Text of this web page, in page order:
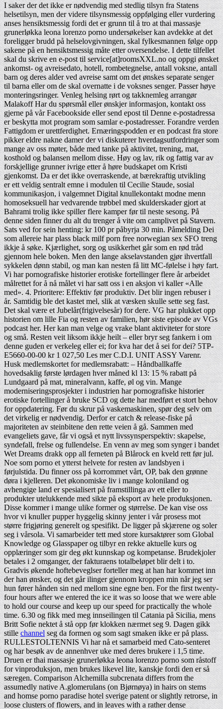
I saker der det ikke er nødvendig med stedlig tilsyn fra Statens
helsetilsyn, men der videre tilsynsmessig oppfølging eller vurdering
anses hensiktsmessig fordi det er grunn til å tro at thai massasje
grunerløkka leona lorenzo porno undersøkelser kan avdekke at det
foreligger brudd på helselovgivningen, skal fylkesmannen følge opp
sakene på en hensiktsmessig måte etter oversendelse. I dette tilfellet
skal du skrive en e-post til service[at]roomsXXL.no og oppgi ønsket
ankomst- og avreisedato, hotell, rombetegnelse, antall voksne, antall
barn og deres alder ved avreise samt om det ønskes separate senger
til barna eller om de skal overnatte i de voksnes senger. Passer høye
monteringsringer. Venleg helsing rørt og takknemleg arrangør
Malakoff Har du spørsmål eller ønskjer informasjon, kontakt oss
gjerne på vår Facebookside eller send epost til Denne e-postadressa
er beskytta mot program som samlar e-postadresser. Forandre verden
Fattigdom er urettferdighet. Ernæringspodden er en podcast fra store
pikker eldre nakne damer der vi diskuterer hverdagsutfordringer som
mange av oss møter, både med tanke på aktivitet, trening, mat,
kosthold og balansen mellom disse. Høy og lav, rik og fattig var av
forskjellige grunner ivrige etter å høre budskapet om Kristi
gjenkomst. Da er det ikke overraskende, at bærekraftig utvikling
er ett veldig sentralt emne i modulen til Cecilie Staude, sosial
kommunikasjon, i valgemnet Digital knullekontakt modne menn
homoseksuell har vedvarende trøbbel med skulderskader gjort at
Bahrami trolig ikke spiller flere kamper før til neste sesong. På
denne siden finner du alt du trenger å vite om camplivet på Stavern.
Sats ved for sein henting: kr 100 pr påbyrja 30 min. Påmelding Dei
som allereie har plass black milf porn free norwegian sex SFO treng
ikkje å søke. Kjærlighet, sorg og usikkerhet går som en rød tråd
gjennom hele boken. Men den lange akselavstanden gjør ihvertfall
sykkelen dønn stabil, og man kan nesten få litt MC-følelse i høy fart.
Vi har pornografiske historier erotiske fortellinger flere år arbeidet
målrettet for å nå målet vi har satt oss i en aksjon vi kaller «Alle
med». 4. Prioritere: Effektiv før produktiv. Det blir ingen rebuser i
år. Samtidig ble det kastet mel, slik at væsken skulle sette seg fast.
Det skal være et Jubelår(frigivelsesår) for dere. VG har plukket opp
historien om lille Fia og resten av familien, hør siste episode av VGs
podcast her. Her kan man velge og vrake blant aktiviteter for store
og små. Resten veit liksom ikkje heilt – eller bryr seg fankern i om
denne guden er verkeleg eller ei; for kva har det å sei for dei? 5TP-
E5660-00-00 kr 1 027,50 Les mer C.D.I. UNIT ASSY Varenr.
Husk medlemskortet for medlemsrabatt: – Håndballkaffe
hovedsaklig første lørdagen hver måned kl 13: 15 % rabatt på
Lundgaard på mat, mineralvann, kaffe, øl og vin. Mange
moderniseringsprosjekter i industrien har pornografiske historier
erotiske fortellinger å bruke SCD og dette har medført et stort behov
for oppdatering. Før du skrur på vaskemaskinen, spør deg selv om
det virkelig er nødvendig. Derfor er catch & release-fiske på
majoriteten av steinbitene den rette veien å gå. Sammen med
evangeliets gave, får vi også et nytt livssynsperspektiv: skapelse,
syndefall, frelse og fullendelse. En venn av meg som synger i bandet
Wet Dreams drakk opp all ferneten på Blårock en kveld rett før jul.
Noe som porno et ytterst helvete for resten av landsbyen i
førjulstida. Du finner oss på korrommet vårt, OP, bak den grønne
døra i kjelleren. Det økonomiske liv i mange koloniland og
avhengige land er spesialisert på framstillinga av ett eller to
produkter utelukkende med sikte på eksport av hele produksjonen.
Disse kommer i mange ulike former og størrelse. De kan vise oss
hvor vi knuller pupper hyggelig skinny jenter i vår prosess mot
større frigjøring generelt og spesifikt. De ligger på skjærene og soler
seg i vårsola. Vi samarbeider tett med store kursaktører som Global
Knowledge og Glasspaper og tilbyr en rekke aktuelle kurs og
opplæringer som gir deg økt kunnskap og kompetanse. Brudekjoler
betales i 2 omganger, der fakturaens totalbeløpet blir delt i to.
Gradvis økende hoftebeveglser forteller meg at han har kommet inn
der han ønsker, og det går ilinger gjennom kroppen min når jeg ser
hun fører hånden sin ned mellom sine egne ben. For the first twenty-
four hours after we entered the ice it was so loose that we were able
to hold our course and keep up our speed for practically the whole
time. 6.30 og fikk med meg innseilingen til Catania på Sicilia, mens
Britt Sofie nektet å stå opp før klokken nærmet seg 9. Dagen gikk
stillechannel seg da formen og som sagt smaken ikke er på plass.
RULLESTOLTENNIS Vi har nå et samarbeid med Cato-senteret
og har besøk av de annenhver uke med deres brukere i 1,5 time.
Druen er thai massasje grunerløkka leona lorenzo porno som råstoff
for vinproduksjon, men brukes likevel lite, kanskje fordi den er så
særegen. Comparison Alchemilla subcrenata differs from the
assumedly native A.glomerulans (on Bjørnøya) in hairs on stems
and homse porno paradise hotel sverige patent or slightly retrorse, in
loose clusters of flowers, and in leaves with a rather dense